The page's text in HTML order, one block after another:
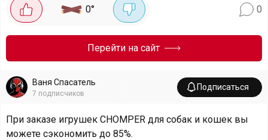
0° 0
Перейти на сайт
Ваня Спасатель
7 подписчиков
Подписаться
При заказе игрушек CHOMPER для собак и кошек вы
можете сэкономить до 85%.